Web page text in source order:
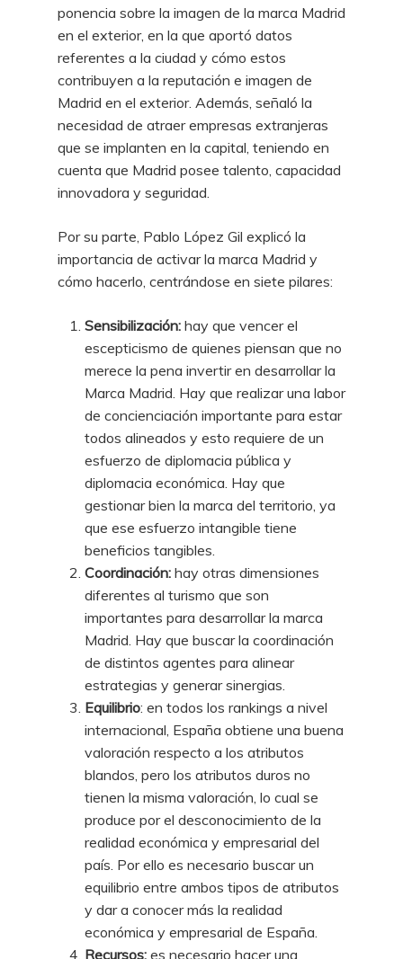
ponencia sobre la imagen de la marca Madrid
en el exterior, en la que aportó datos
referentes a la ciudad y cómo estos
contribuyen a la reputación e imagen de
Madrid en el exterior. Además, señaló la
necesidad de atraer empresas extranjeras
que se implanten en la capital, teniendo en
cuenta que Madrid posee talento, capacidad
innovadora y seguridad.
Por su parte, Pablo López Gil explicó la
importancia de activar la marca Madrid y
cómo hacerlo, centrándose en siete pilares:
Sensibilización: hay que vencer el
escepticismo de quienes piensan que no
merece la pena invertir en desarrollar la
Marca Madrid. Hay que realizar una labor
de concienciación importante para estar
todos alineados y esto requiere de un
esfuerzo de diplomacia pública y
diplomacia económica. Hay que
gestionar bien la marca del territorio, ya
que ese esfuerzo intangible tiene
beneficios tangibles.
Coordinación: hay otras dimensiones
diferentes al turismo que son
importantes para desarrollar la marca
Madrid. Hay que buscar la coordinación
de distintos agentes para alinear
estrategias y generar sinergias.
Equilibrio: en todos los rankings a nivel
internacional, España obtiene una buena
valoración respecto a los atributos
blandos, pero los atributos duros no
tienen la misma valoración, lo cual se
produce por el desconocimiento de la
realidad económica y empresarial del
país. Por ello es necesario buscar un
equilibrio entre ambos tipos de atributos
y dar a conocer más la realidad
económica y empresarial de España.
Recursos: es necesario hacer una